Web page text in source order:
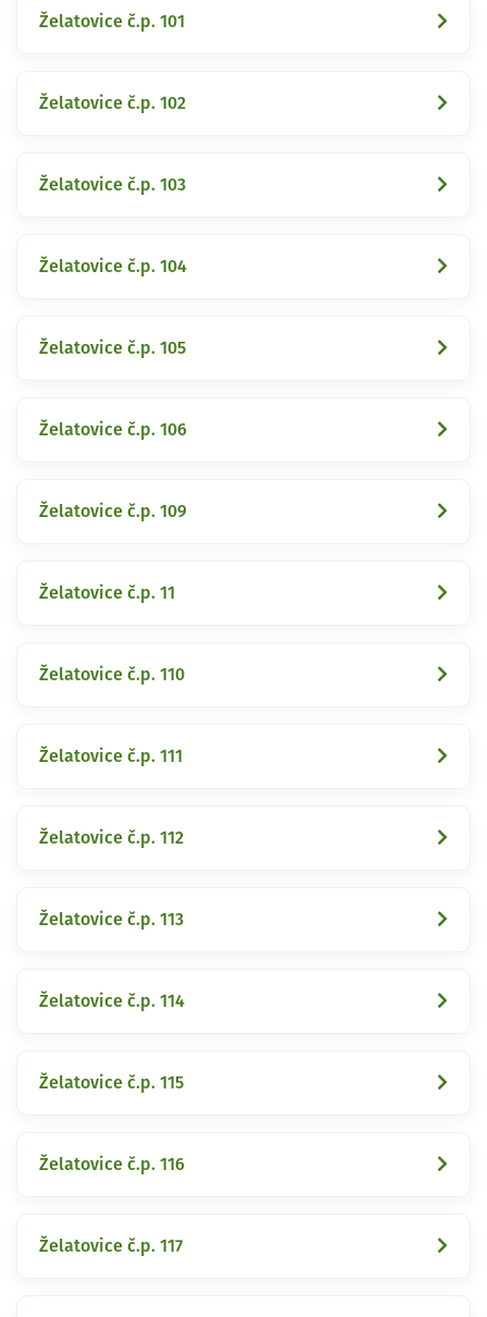
Želatovice č.p. 101
Želatovice č.p. 102
Želatovice č.p. 103
Želatovice č.p. 104
Želatovice č.p. 105
Želatovice č.p. 106
Želatovice č.p. 109
Želatovice č.p. 11
Želatovice č.p. 110
Želatovice č.p. 111
Želatovice č.p. 112
Želatovice č.p. 113
Želatovice č.p. 114
Želatovice č.p. 115
Želatovice č.p. 116
Želatovice č.p. 117